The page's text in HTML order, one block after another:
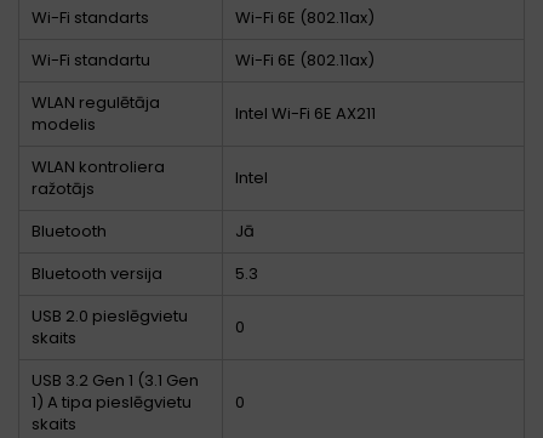
Wi-Fi standarts
Wi-Fi 6E (802.11ax)
Wi-Fi standartu
Wi-Fi 6E (802.11ax)
WLAN regulētāja
modelis
Intel Wi-Fi 6E AX211
WLAN kontroliera
ražotājs
Intel
Bluetooth
Jā
Bluetooth versija
5.3
USB 2.0 pieslēgvietu
skaits
0
USB 3.2 Gen 1 (3.1 Gen
1) A tipa pieslēgvietu
skaits
0